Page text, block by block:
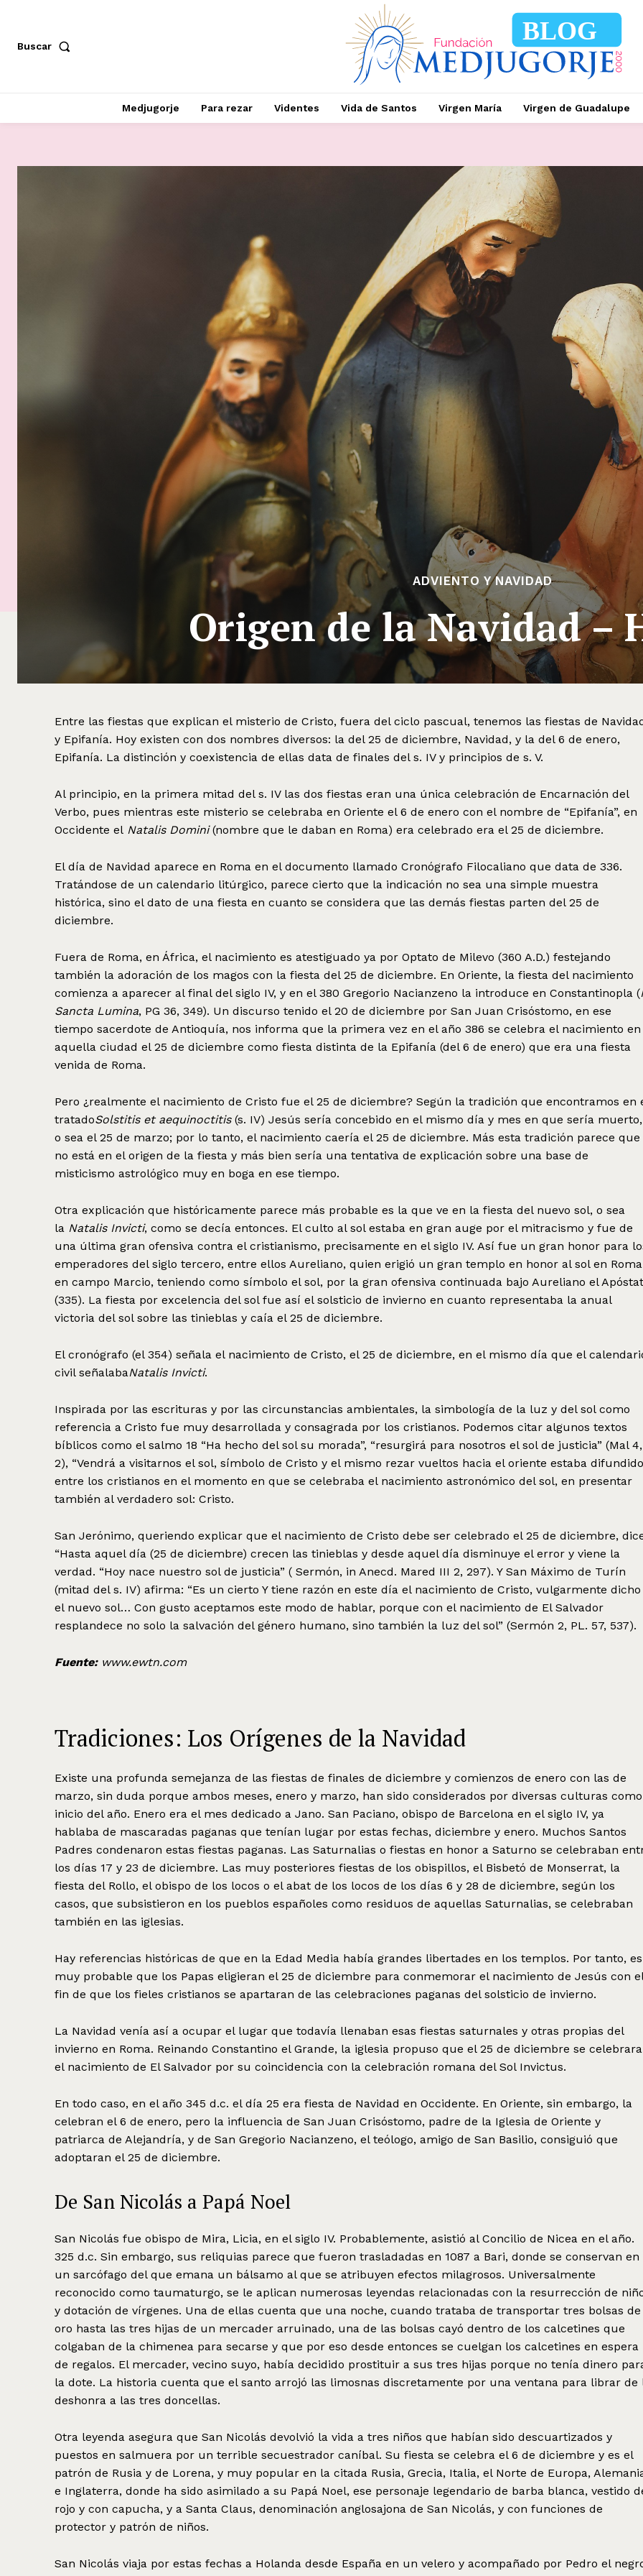
Buscar
BLOG
Medjugorje Para rezar Videntes Vida de Santos Virgen María Virgen de Guadalupe
ADVIENTO Y NAVIDAD
Origen de la Navidad –
Entre las fiestas que explican el misterio de Cristo, fuera del ciclo pascual, tenemos las fiestas de
y Epifanía. Hoy existen con dos nombres diversos: la del 25 de diciembre, Navidad, y la del 6 de enero,
Epifanía. La distinción y coexistencia de ellas data de finales del s. IV y principios de s. V.
Al principio, en la primera mitad del s. IV las dos fiestas eran una única celebración de Encarnación del
Verbo, pues mientras este misterio se celebraba en Oriente el 6 de enero con el nombre de “Epifanía”, en
Occidente el Natalis Domini(nombre que le daban en Roma) era celebrado era el 25 de diciembre.
El día de Navidad aparece en Roma en el documento llamado Cronógrafo Filocaliano que data de 336.
Tratándose de un calendario litúrgico, parece cierto que la indicación no sea una simple muestra
histórica, sino el dato de una fiesta en cuanto se considera que las demás fiestas parten del 25 de
diciembre.
Fuera de Roma, en África, el nacimiento es atestiguado ya por Optato de Milevo (360 A.D.) festejando
también la adoración de los magos con la fiesta del 25 de diciembre. En Oriente, la fiesta del nacimiento
comienza a aparecer al final del siglo IV, y en el 380 Gregorio Nacianzeno la introduce en Constantinopla (
Sancta Lumina, PG 36, 349). Un discurso tenido el 20 de diciembre por San Juan Crisóstomo, en ese
tiempo sacerdote de Antioquía, nos informa que la primera vez en el año 386 se celebra el nacimiento en
aquella ciudad el 25 de diciembre como fiesta distinta de la Epifanía (del 6 de enero) que era una fiesta
venida de Roma.
Pero ¿realmente el nacimiento de Cristo fue el 25 de diciembre? Según la tradición que encontramos en
tratadoSolstitis et aequinoctitis(s. IV) Jesús sería concebido en el mismo día y mes en que sería muerto,
o sea el 25 de marzo; por lo tanto, el nacimiento caería el 25 de diciembre. Más esta tradición parece que
no está en el origen de la fiesta y más bien sería una tentativa de explicación sobre una base de
misticismo astrológico muy en boga en ese tiempo.
Otra explicación que históricamente parece más probable es la que ve en la fiesta del nuevo sol, o sea
la Natalis Invicti, como se decía entonces. El culto al sol estaba en gran auge por el mitracismo y fue de
una última gran ofensiva contra el cristianismo, precisamente en el siglo IV. Así fue un gran honor para
emperadores del siglo tercero, entre ellos Aureliano, quien erigió un gran templo en honor al sol en Roma
en campo Marcio, teniendo como símbolo el sol, por la gran ofensiva continuada bajo Aureliano el
(335). La fiesta por excelencia del sol fue así el solsticio de invierno en cuanto representaba la anual
victoria del sol sobre las tinieblas y caía el 25 de diciembre.
El cronógrafo (el 354) señala el nacimiento de Cristo, el 25 de diciembre, en el mismo día que el
civil señalabaNatalis Invicti.
Inspirada por las escrituras y por las circunstancias ambientales, la simbología de la luz y del sol como
referencia a Cristo fue muy desarrollada y consagrada por los cristianos. Podemos citar algunos textos
bíblicos como el salmo 18 “Ha hecho del sol su morada”, “resurgirá para nosotros el sol de justicia” (Mal 4,
2), “Vendrá a visitarnos el sol, símbolo de Cristo y el mismo rezar vueltos hacia el oriente estaba difundido
entre los cristianos en el momento en que se celebraba el nacimiento astronómico del sol, en presentar
también al verdadero sol: Cristo.
San Jerónimo, queriendo explicar que el nacimiento de Cristo debe ser celebrado el 25 de diciembre,
“Hasta aquel día (25 de diciembre) crecen las tinieblas y desde aquel día disminuye el error y viene la
verdad. “Hoy nace nuestro sol de justicia” ( Sermón, in Anecd. Mared III 2, 297). Y San Máximo de Turín
(mitad del s. IV) afirma: “Es un cierto Y tiene razón en este día el nacimiento de Cristo, vulgarmente dicho
el nuevo sol… Con gusto aceptamos este modo de hablar, porque con el nacimiento de El Salvador
resplandece no solo la salvación del género humano, sino también la luz del sol” (Sermón 2, PL. 57, 537).
Fuente:www.ewtn.com
Tradiciones: Los Orígenes de la Navidad
Existe una profunda semejanza de las fiestas de finales de diciembre y comienzos de enero con las de
marzo, sin duda porque ambos meses, enero y marzo, han sido considerados por diversas culturas como
inicio del año. Enero era el mes dedicado a Jano. San Paciano, obispo de Barcelona en el siglo IV, ya
hablaba de mascaradas paganas que tenían lugar por estas fechas, diciembre y enero. Muchos Santos
Padres condenaron estas fiestas paganas. Las Saturnalias o fiestas en honor a Saturno se celebraban
los días 17 y 23 de diciembre. Las muy posteriores fiestas de los obispillos, el Bisbetó de Monserrat, la
fiesta del Rollo, el obispo de los locos o el abat de los locos de los días 6 y 28 de diciembre, según los
casos, que subsistieron en los pueblos españoles como residuos de aquellas Saturnalias, se celebraban
también en las iglesias.
Hay referencias históricas de que en la Edad Media había grandes libertades en los templos. Por tanto, es
muy probable que los Papas eligieran el 25 de diciembre para conmemorar el nacimiento de Jesús con el
fin de que los fieles cristianos se apartaran de las celebraciones paganas del solsticio de invierno.
La Navidad venía así a ocupar el lugar que todavía llenaban esas fiestas saturnales y otras propias del
invierno en Roma. Reinando Constantino el Grande, la iglesia propuso que el 25 de diciembre se celebrara
el nacimiento de El Salvador por su coincidencia con la celebración romana del Sol Invictus.
En todo caso, en el año 345 d.c. el día 25 era fiesta de Navidad en Occidente. En Oriente, sin embargo, la
celebran el 6 de enero, pero la influencia de San Juan Crisóstomo, padre de la Iglesia de Oriente y
patriarca de Alejandría, y de San Gregorio Nacianzeno, el teólogo, amigo de San Basilio, consiguió que
adoptaran el 25 de diciembre.
De San Nicolás a Papá Noel
San Nicolás fue obispo de Mira, Licia, en el siglo IV. Probablemente, asistió al Concilio de Nicea en el año.
325 d.c. Sin embargo, sus reliquias parece que fueron trasladadas en 1087 a Bari, donde se conservan en
un sarcófago del que emana un bálsamo al que se atribuyen efectos milagrosos. Universalmente
reconocido como taumaturgo, se le aplican numerosas leyendas relacionadas con la resurrección de
y dotación de vírgenes. Una de ellas cuenta que una noche, cuando trataba de transportar tres bolsas de
oro hasta las tres hijas de un mercader arruinado, una de las bolsas cayó dentro de los calcetines que
colgaban de la chimenea para secarse y que por eso desde entonces se cuelgan los calcetines en espera
de regalos. El mercader, vecino suyo, había decidido prostituir a sus tres hijas porque no tenía dinero
la dote. La historia cuenta que el santo arrojó las limosnas discretamente por una ventana para librar de
deshonra a las tres doncellas.
Otra leyenda asegura que San Nicolás devolvió la vida a tres niños que habían sido descuartizados y
puestos en salmuera por un terrible secuestrador caníbal. Su fiesta se celebra el 6 de diciembre y es el
patrón de Rusia y de Lorena, y muy popular en la citada Rusia, Grecia, Italia, el Norte de Europa,
e Inglaterra, donde ha sido asimilado a su Papá Noel, ese personaje legendario de barba blanca, vestido
rojo y con capucha, y a Santa Claus, denominación anglosajona de San Nicolás, y con funciones de
protector y patrón de niños.
San Nicolás viaja por estas fechas a Holanda desde España en un velero y acompañado por Pedro el